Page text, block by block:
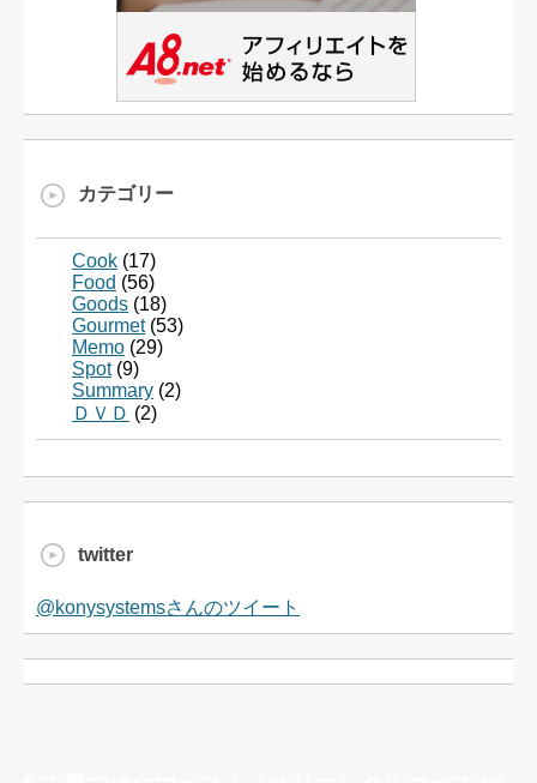
カテゴリー
Cook (17)
Food (56)
Goods (18)
Gourmet(53)
Memo (29)
Spot(9)
Summary (2)
ＤＶＤ (2)
twitter
@konysystemsさんのツイート